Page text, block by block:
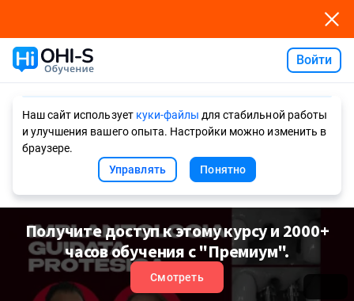
Войти
Наш сайт использует куки-файлы для стабильной работы
и улучшения вашего опыта. Настройки можно изменить в
браузере.
Управлять
Понятно
Получите доступ к этому курсу и 2000+
часов обучения с "Премиум".
Смотреть